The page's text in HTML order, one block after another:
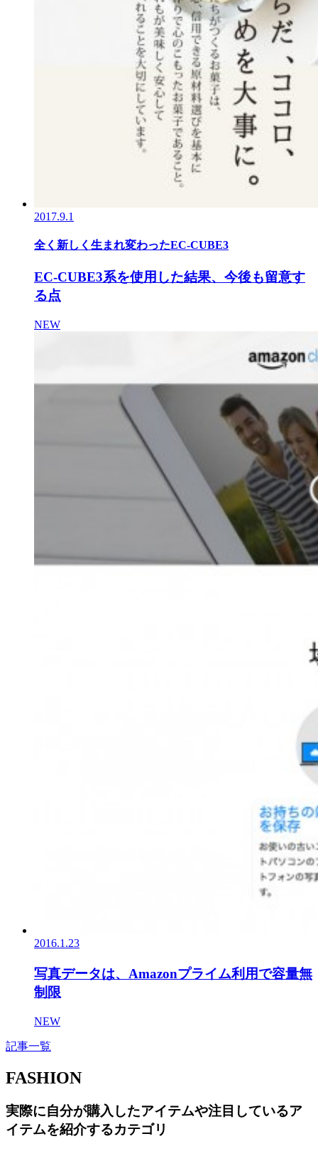
2017.9.1
全く新しく生まれ変わったEC-CUBE3
EC-CUBE3系を使用した結果、今後も留意す
る点
NEW
2016.1.23
写真データは、Amazonプライム利用で容量無
制限
NEW
記事一覧
FASHION
実際に自分が購入したアイテムや注目しているア
イテムを紹介するカテゴリ